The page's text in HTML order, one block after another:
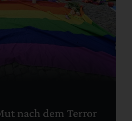
nach dem Terror